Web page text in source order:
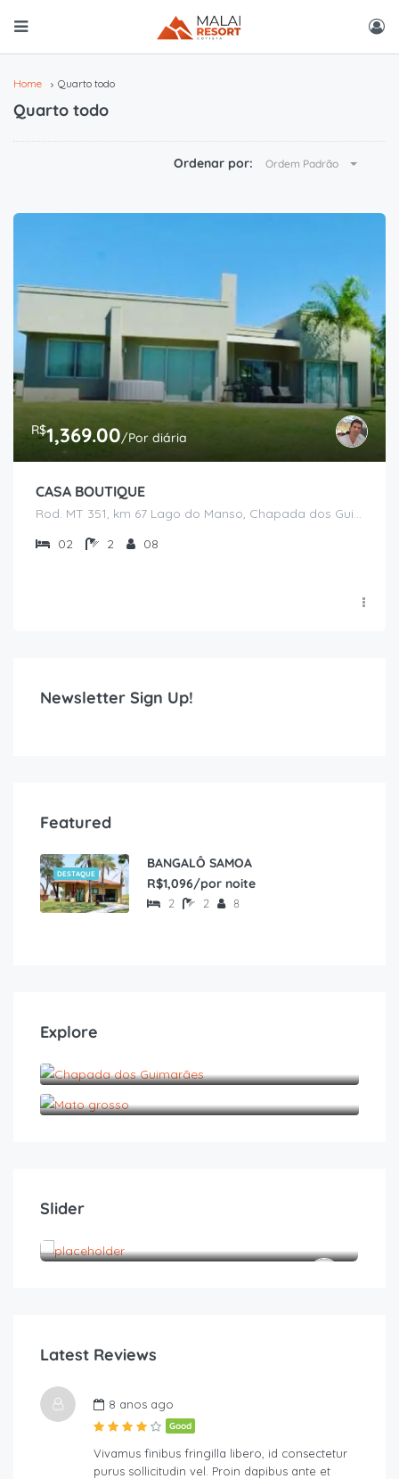
Home Quarto todo
Quarto todo
Ordenar por: Ordem Padrão
R$1,369.00/Por diária
CASA BOUTIQUE
Rod. MT 351, km 67 Lago do Manso, Chapada dos Guimarães - MT
02
2 08
Newsletter Sign Up!
Featured
DESTAQUE
BANGALÔ SAMOA
R$1,096/por noite
2 2 8
Explore
Slider
casa boutique
Latest Reviews
8 anos ago
Good
Vivamus finibus fringilla libero, id consectetur
purus sollicitudin vel. Proin dapibus ante et